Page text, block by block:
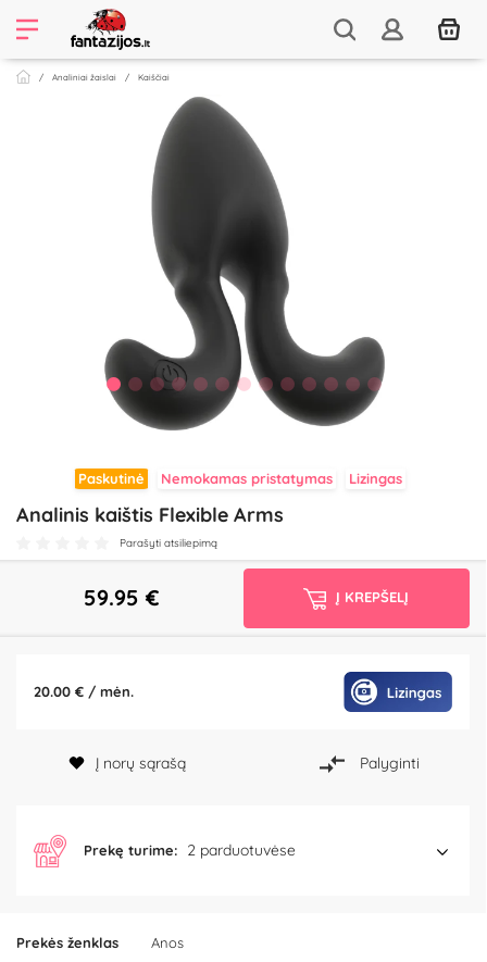
Analiniai žaislai Kaiščiai
Paskutinė Nemokamas pristatymas Lizingas
Analinis kaištis Flexible Arms
Parašyti atsiliepimą
Prekės ženklas Anos
59.95 €
20.00 € / mėn.
Į KREPŠELĮ
Į norų sąrašą Palyginti
Prekę turime: 2 parduotuvėse